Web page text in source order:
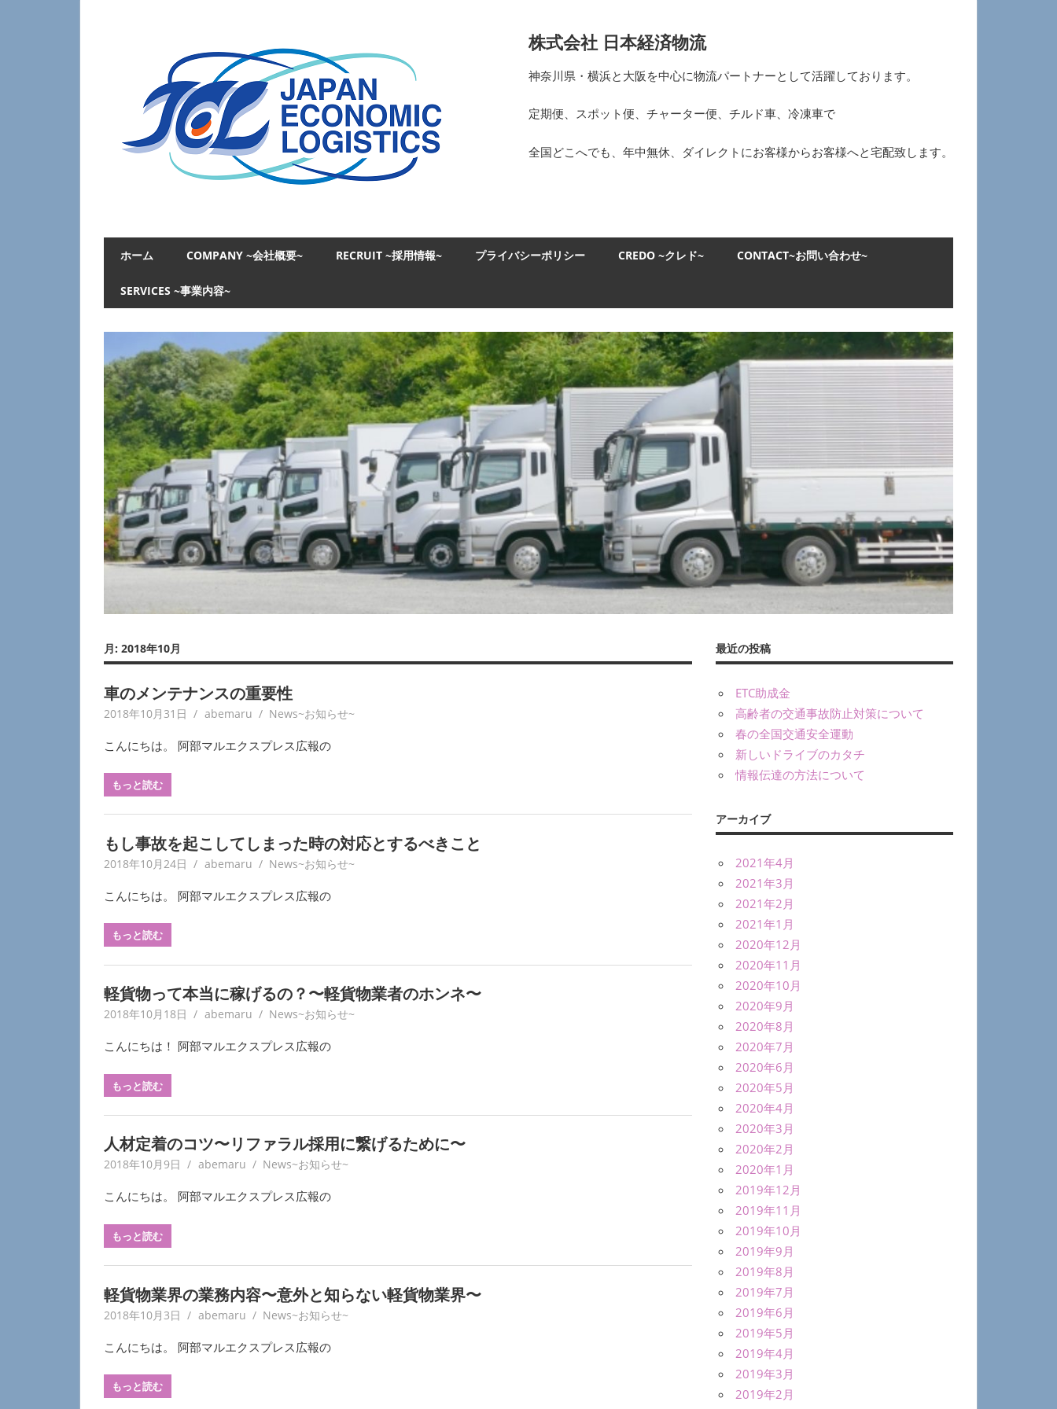
本
経
物
JAPAN
ECONOMIC
LOGISTICS
株式会社 日本経済物流
神奈川県・横浜と大阪を中心に物流パートナーとして活躍しております。
定期便、スポット便、チャーター便、チルド車、冷凍車で
全国どこへでも、年中無休、ダイレクトにお客様からお客様へと宅配致します。
ホーム COMPANY ~会社概要~ RECRUIT ~採用情報~ プライバシーポリシー CREDO ~クレド~ CONTACT~お問い合わせ~
SERVICES ~事業内容~
月: 2018年10月
車のメンテナンスの重要性
2018年10月31日 abemaru News~お知らせ~
こんにちは。 阿部マルエクスプレス広報の
もっと読む
もし事故を起こしてしまった時の対応とするべきこと
2018年10月24日 abemaru News~お知らせ~
こんにちは。 阿部マルエクスプレス広報の
もっと読む
軽貨物って本当に稼げるの？〜軽貨物業者のホンネ〜
2018年10月18日 abemaru News~お知らせ~
こんにちは！ 阿部マルエクスプレス広報の
もっと読む
人材定着のコツ〜リファラル採用に繋げるために〜
2018年10月9日 abemaru News~お知らせ~
こんにちは。 阿部マルエクスプレス広報の
もっと読む
軽貨物業界の業務内容〜意外と知らない軽貨物業界〜
2018年10月3日 abemaru News~お知らせ~
こんにちは。 阿部マルエクスプレス広報の
もっと読む
最近の投稿
ETC助成金
高齢者の交通事故防止対策について
春の全国交通安全運動
新しいドライブのカタチ
情報伝達の方法について
アーカイブ
2021年4月
2021年3月
2021年2月
2021年1月
2020年12月
2020年11月
2020年10月
2020年9月
2020年8月
2020年7月
2020年6月
2020年5月
2020年4月
2020年3月
2020年2月
2020年1月
2019年12月
2019年11月
2019年10月
2019年9月
2019年8月
2019年7月
2019年6月
2019年5月
2019年4月
2019年3月
2019年2月